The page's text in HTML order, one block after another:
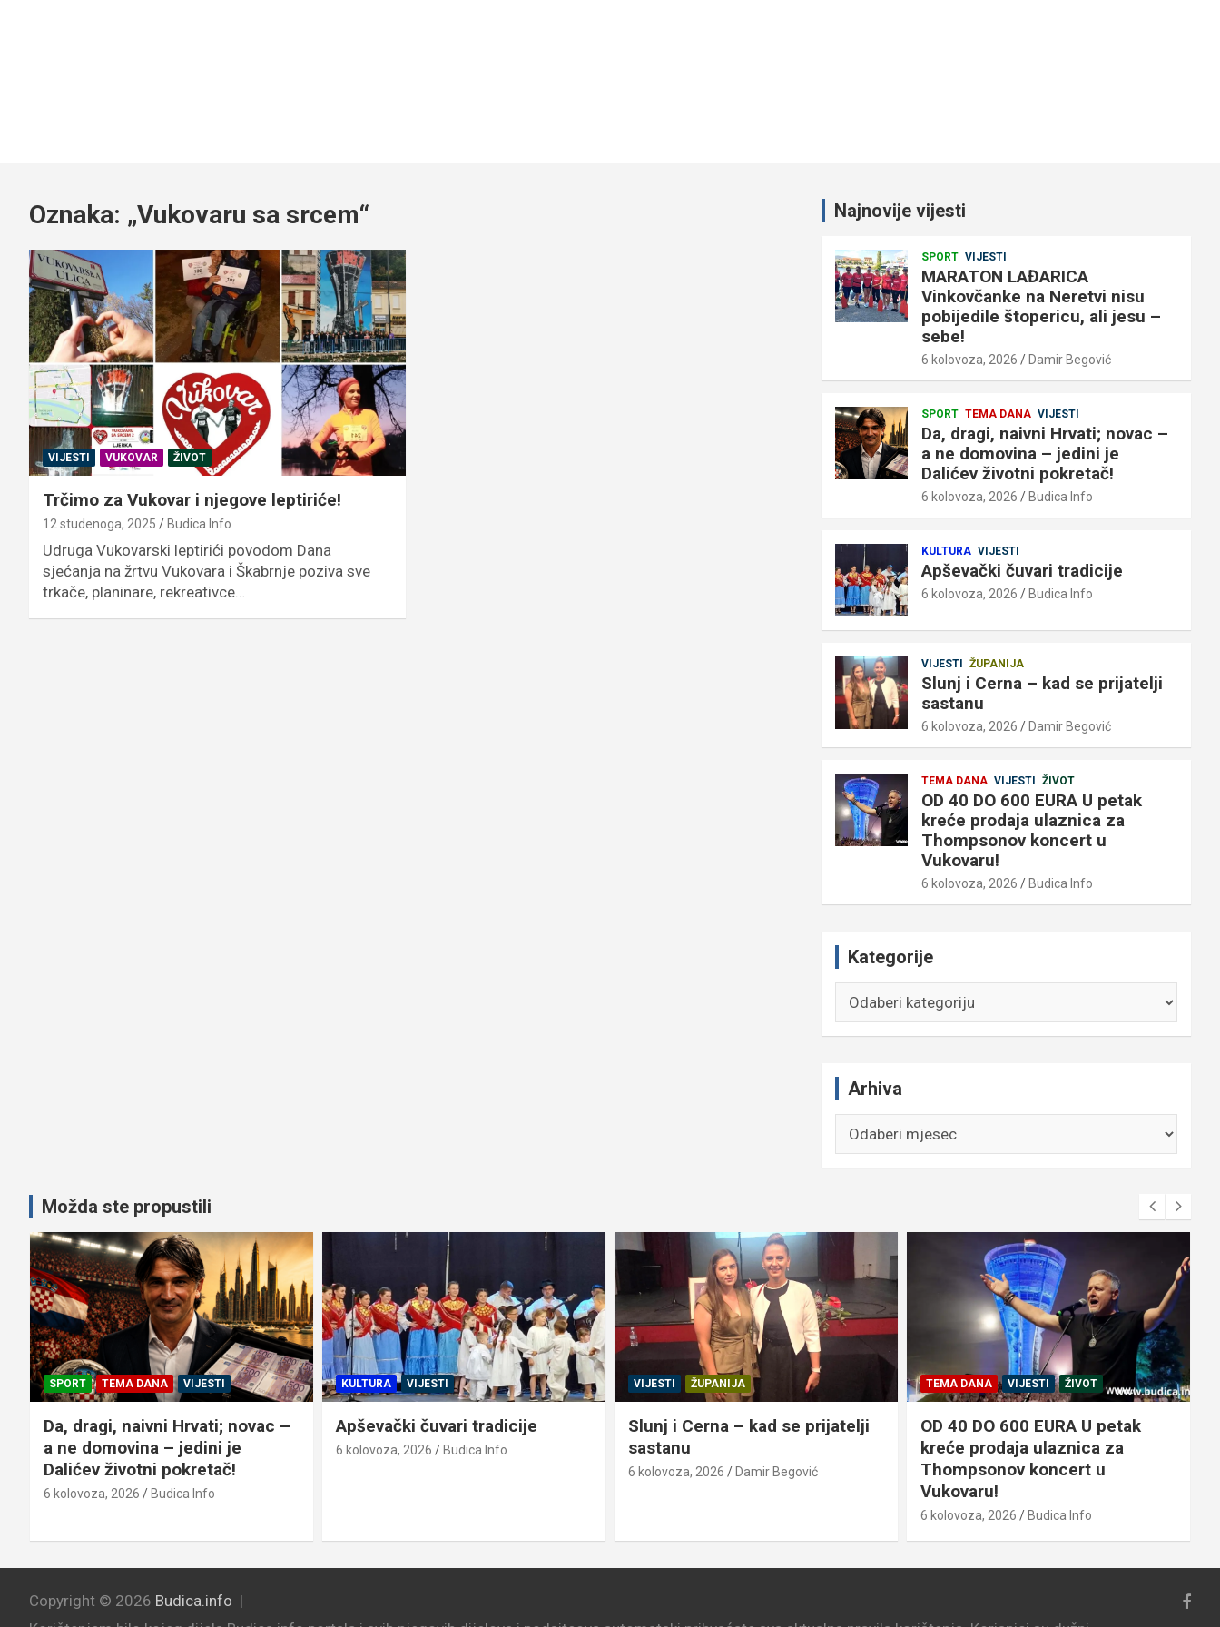
Oznaka: „Vukovaru sa srcem“
VIJESTI VUKOVAR ŽIVOT
Trčimo za Vukovar i njegove leptiriće!
12 studenoga, 2025 Budica Info
Udruga Vukovarski leptirići povodom Dana
sjećanja na žrtvu Vukovara i Škabrnje poziva sve
trkače, planinare, rekreativce…
Najnovije vijesti
SPORT VIJESTI
MARATON LAĐARICA
Vinkovčanke na Neretvi nisu
pobijedile štopericu, ali jesu –
sebe!
6 kolovoza, 2026 Damir Begović
SPORT TEMA DANA VIJESTI
Da, dragi, naivni Hrvati; novac –
a ne domovina – jedini je
Dalićev životni pokretač!
6 kolovoza, 2026 Budica Info
KULTURA VIJESTI
Apševački čuvari tradicije
6 kolovoza, 2026 Budica Info
VIJESTI ŽUPANIJA
Slunj i Cerna – kad se prijatelji
sastanu
6 kolovoza, 2026 Damir Begović
TEMA DANA VIJESTI ŽIVOT
OD 40 DO 600 EURA U petak
kreće prodaja ulaznica za
Thompsonov koncert u
Vukovaru!
6 kolovoza, 2026 Budica Info
Kategorije
Arhiva
Možda ste propustili
SPORT TEMA DANA VIJESTI
Da, dragi, naivni Hrvati; novac –
a ne domovina – jedini je
Dalićev životni pokretač!
6 kolovoza, 2026 Budica Info
KULTURA VIJESTI
Apševački čuvari tradicije
6 kolovoza, 2026 Budica Info
VIJESTI ŽUPANIJA
Slunj i Cerna – kad se prijatelji
sastanu
6 kolovoza, 2026 Damir Begović
TEMA DANA VIJESTI ŽIVOT
OD 40 DO 600 EURA U petak
kreće prodaja ulaznica za
Thompsonov koncert u
Vukovaru!
6 kolovoza, 2026 Budica Info
Copyright © 2026 Budica.info